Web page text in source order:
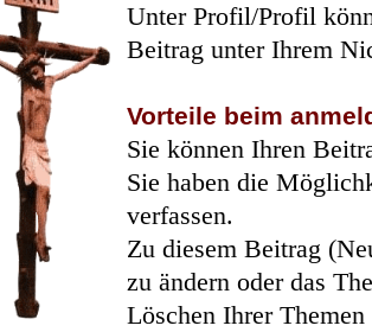
Unter Profil/Profil
Beitrag unter Ihrem
Vorteile beim
Sie können Ihren
Sie haben die
verfassen.
Zu diesem Beitrag
zu ändern oder das
Löschen Ihrer